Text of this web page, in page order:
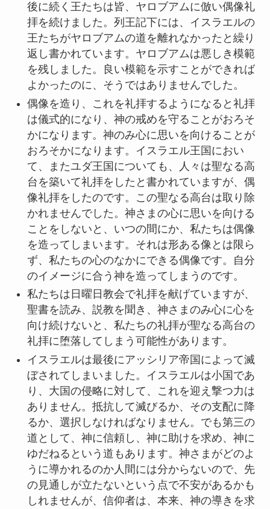
後に続く王たちは皆、ヤロブアムに倣い偶像礼
拝を続けました。列王記下には、イスラエルの
王たちがヤロブアムの道を離れなかったと繰り
返し書かれています。ヤロブアムは悪しき模範
を残しました。良い模範を示すことができれば
よかったのに、そうではありませんでした。
偶像を造り、これを礼拝するようになると礼拝
は儀式的になり、神の戒めを守ることがおろそ
かになります。神のみ心に思いを向けることが
おろそかになります。イスラエル王国におい
て、またユダ王国についても、人々は聖なる高
台を築いて礼拝をしたと書かれていますが、偶
像礼拝をしたのです。この聖なる高台は取り除
かれませんでした。神さまの心に思いを向ける
ことをしないと、いつの間にか、私たちは偶像
を造ってしまいます。それは形ある像とは限ら
ず、私たちの心のなかにできる偶像です。自分
のイメージに合う神を造ってしまうのです。
私たちは日曜日教会で礼拝を献げていますが、
聖書を読み、説教を聞き、神さまのみ心に心を
向け続けないと、私たちの礼拝が聖なる高台の
礼拝に堕落してしまう可能性があります。
イスラエルは最後にアッシリア帝国によって滅
ぼされてしまいました。イスラエルは小国であ
り、大国の侵略に対して、これを迎え撃つ力は
ありません。抵抗して滅びるか、その支配に降
るか、選択しなければなりません。でも第三の
道として、神に信頼し、神に助けを求め、神に
ゆだねるという道もあります。神さまがどのよ
うに導かれるのか人間には分からないので、先
の見通しが立たないという点で不安があるかも
しれませんが、信仰者は、本来、神の導きを求